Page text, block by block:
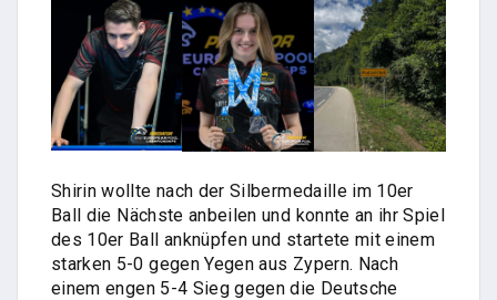
Shirin wollte nach der Silbermedaille im 10er
Ball die Nächste anbeilen und konnte an ihr Spiel
des 10er Ball anknüpfen und startete mit einem
starken 5-0 gegen Yegen aus Zypern. Nach
einem engen 5-4 Sieg gegen die Deutsche